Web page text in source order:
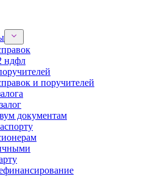
ндфл
и поручителей
документам